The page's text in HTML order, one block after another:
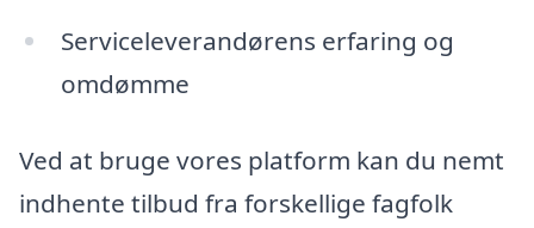
Serviceleverandørens erfaring og
omdømme
Ved at bruge vores platform kan du nemt
indhente tilbud fra forskellige fagfolk